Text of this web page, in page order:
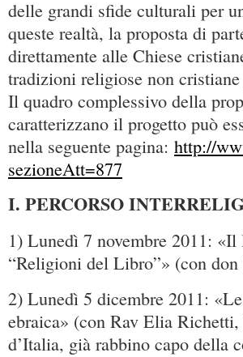
delle grandi sfide culturali per
queste realtà, la proposta di
direttamente alle Chiese
tradizioni religiose non
Il quadro complessivo della
caratterizzano il progetto può
nella seguente pagina: http://
sezioneAtt=877
I. PERCORSO
1) Lunedì 7 novembre 2011:
“Religioni del Libro”» (con
2) Lunedì 5 dicembre 2011:
ebraica» (con Rav Elia
d’Italia, già rabbino capo della